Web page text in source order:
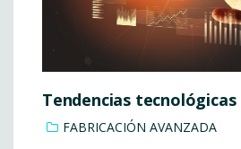
Tendencias tecnológicas
FABRICACIÓN AVANZADA